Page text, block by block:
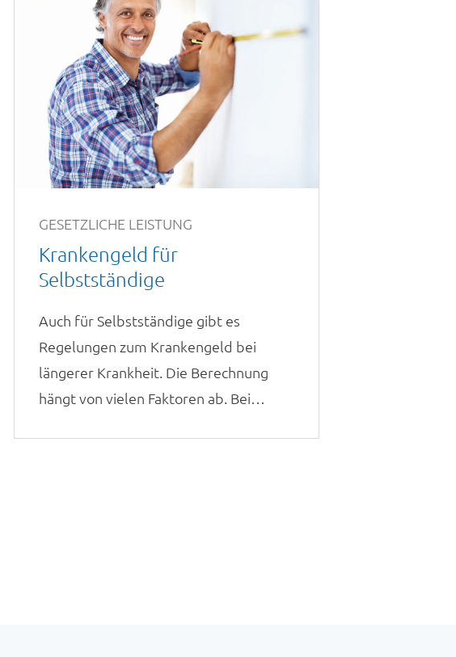
GESETZLICHE LEISTUNG
Krankengeld für
Selbstständige
Auch für Selbstständige gibt es
Regelungen zum Krankengeld bei
längerer Krankheit. Die Berechnung
hängt von vielen Faktoren ab. Bei